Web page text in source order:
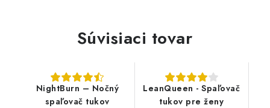
Súvisiaci tovar
NightBurn – Nočný
spaľovač tukov
LeanQueen - Spaľovač
tukov pre ženy